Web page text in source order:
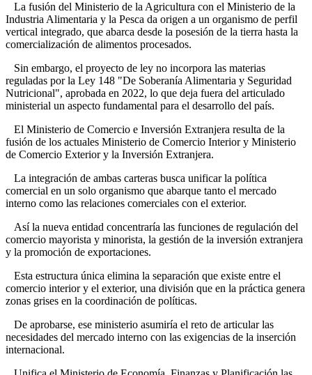
La fusión del Ministerio de la Agricultura con el Ministerio de la
Industria Alimentaria y la Pesca da origen a un organismo de perfil
vertical integrado, que abarca desde la posesión de la tierra hasta la
comercialización de alimentos procesados.
Sin embargo, el proyecto de ley no incorpora las materias
reguladas por la Ley 148 "De Soberanía Alimentaria y Seguridad
Nutricional", aprobada en 2022, lo que deja fuera del articulado
ministerial un aspecto fundamental para el desarrollo del país.
El Ministerio de Comercio e Inversión Extranjera resulta de la
fusión de los actuales Ministerio de Comercio Interior y Ministerio
de Comercio Exterior y la Inversión Extranjera.
La integración de ambas carteras busca unificar la política
comercial en un solo organismo que abarque tanto el mercado
interno como las relaciones comerciales con el exterior.
Así la nueva entidad concentraría las funciones de regulación del
comercio mayorista y minorista, la gestión de la inversión extranjera
y la promoción de exportaciones.
Esta estructura única elimina la separación que existe entre el
comercio interior y el exterior, una división que en la práctica genera
zonas grises en la coordinación de políticas.
De aprobarse, ese ministerio asumiría el reto de articular las
necesidades del mercado interno con las exigencias de la inserción
internacional.